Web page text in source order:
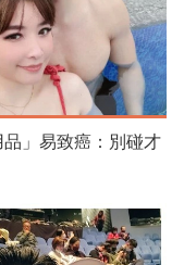
」易致癌：別碰才